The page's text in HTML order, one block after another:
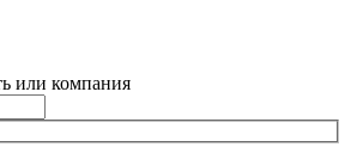
или компания